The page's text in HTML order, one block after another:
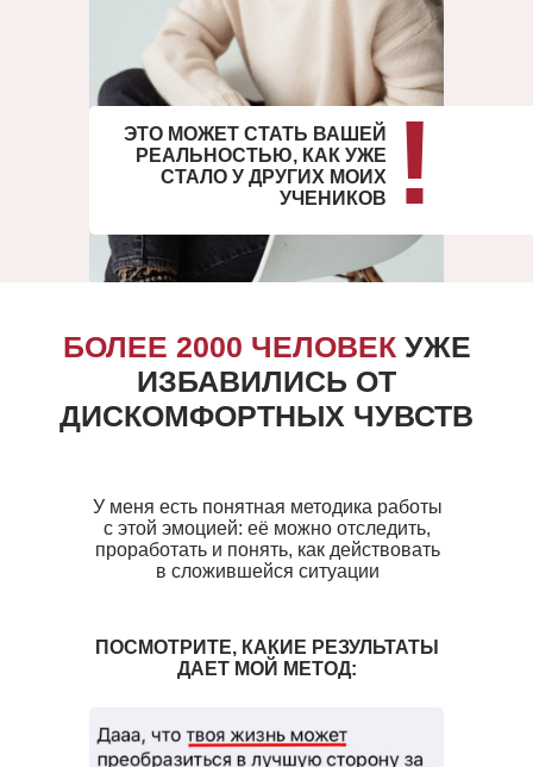
ЭТО МОЖЕТ СТАТЬ ВАШЕЙ
РЕАЛЬНОСТЬЮ, КАК УЖЕ
СТАЛО У ДРУГИХ МОИХ
УЧЕНИКОВ
!
БОЛЕЕ 2000 ЧЕЛОВЕК УЖЕ
ИЗБАВИЛИСЬ ОТ
ДИСКОМФОРТНЫХ ЧУВСТВ
У меня есть понятная методика работы
с этой эмоцией: её можно отследить,
проработать и понять, как действовать
в сложившейся ситуации
ПОСМОТРИТЕ, КАКИЕ РЕЗУЛЬТАТЫ
ДАЕТ МОЙ МЕТОД: